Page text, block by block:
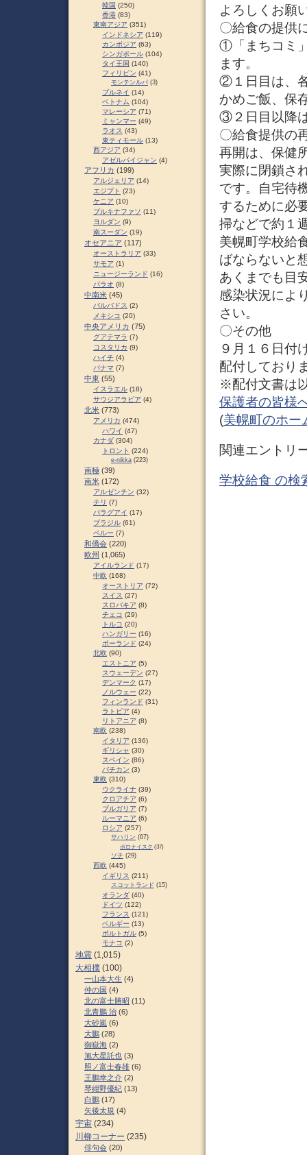
よろしくお願
〇給食の提供
①「まちコミ
ます。
②１日目は、
かめご飯、保
③２日目以降
〇給食提供の
再開は、保健
実際に閉鎖さ
です。自宅待
するために必
掃などで約１
美幌町学校給
ばならないと
あくまでも目
感染状況によ
さい。
〇その他
９月１６日付
配付しており
※配付文書は
保護者の皆様
(美幌町のホー
関連エントリ
学校給食 の検
韓国 (250)
香港 (83)
東南アジア (351)
インドネシア (119)
カンボジア (63)
シンガポール (104)
タイ王国 (140)
フィリピン (41)
モンテンルパ (3)
ブルネイ (14)
ベトナム (104)
マレーシア (71)
ミャンマー (49)
ラオス (43)
東ティモール (13)
西アジア (34)
アゼルバイジャン (4)
アフリカ (199)
アルジェリア (14)
エジプト (23)
ケニア (10)
ブルキナファソ (11)
ヨルダン (9)
南スーダン (19)
オセアニア (117)
オーストラリア (33)
サモア (1)
ニュージーランド (16)
パラオ (8)
中南米 (45)
バルバドス (2)
メキシコ (20)
中央アメリカ (75)
グアテマラ (7)
コスタリカ (9)
ハイチ (4)
パナマ (7)
中東 (55)
イスラエル (18)
サウジアラビア (4)
北米 (773)
アメリカ (474)
ハワイ (47)
カナダ (304)
トロント (224)
e-nikka (223)
南極 (39)
南米 (172)
アルゼンチン (32)
チリ (7)
パラグアイ (17)
ブラジル (61)
ペルー (7)
和僑会 (220)
欧州 (1,065)
アイルランド (17)
中欧 (168)
オーストリア (72)
スイス (27)
スロパキア (8)
チェコ (29)
トルコ (20)
ハンガリー (16)
ポーランド (24)
北欧 (90)
エストニア (5)
スウェーデン (27)
デンマーク (17)
ノルウェー (22)
フィンランド (31)
ラトビア (4)
リトアニア (8)
南欧 (238)
イタリア (136)
ギリシャ (30)
スペイン (86)
バチカン (3)
東欧 (310)
ウクライナ (39)
クロアチア (6)
ブルガリア (7)
ルーマニア (6)
ロシア (257)
サハリン (67)
ポロナイスク (37)
ソチ (29)
西欧 (445)
イギリス (211)
スコットランド (15)
オランダ (40)
ドイツ (122)
フランス (121)
ベルギー (13)
ポルトガル (5)
モナコ (2)
地震 (1,015)
大相撲 (100)
一山本大生 (4)
仲の国 (4)
北の富士勝昭 (11)
北青鵬 治 (6)
大砂嵐 (6)
大鵬 (28)
御嶽海 (2)
旭大星託也 (3)
照ノ富士春雄 (6)
王鵬幸之介 (2)
琴紺野優紀 (13)
白鵬 (17)
矢後太規 (4)
宇宙 (234)
川柳コーナー (235)
俳句会 (20)